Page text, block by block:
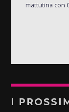
mattutina con
I